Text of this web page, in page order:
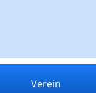
Verein